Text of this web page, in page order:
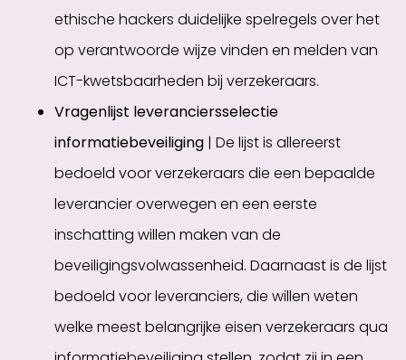
ethische hackers duidelijke spelregels over het
op verantwoorde wijze vinden en melden van
ICT-kwetsbaarheden bij verzekeraars.
Vragenlijst leveranciersselectie
informatiebeveiliging | De lijst is allereerst
bedoeld voor verzekeraars die een bepaalde
leverancier overwegen en een eerste
inschatting willen maken van de
beveiligingsvolwassenheid. Daarnaast is de lijst
bedoeld voor leveranciers, die willen weten
welke meest belangrijke eisen verzekeraars qua